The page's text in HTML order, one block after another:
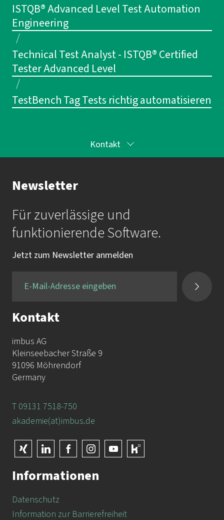
ISTQB® Advanced Level Test Automation
Engineering
/
Technical Test Analyst - ISTQB® Certified
Tester Advanced Level
/
TestBench Tag Tests richtig automatisieren
Kontakt
Ihr Kontakt zur Akademie
Frau Katrin Krauß
Mail: akademie@imbus.de
Tel.:
+49 9131 / 7518-750
Newsletter
Für zuverlässige und
funktionierende Software.
Jetzt zum Newsletter anmelden
Kontakt
imbus AG
Kleinseebacher Straße 9
91096 Möhrendorf
Germany
T 09131 7518-750
akademie(at)imbus.de
Informationen
Datenschutz
Information zur Barrierefreiheit